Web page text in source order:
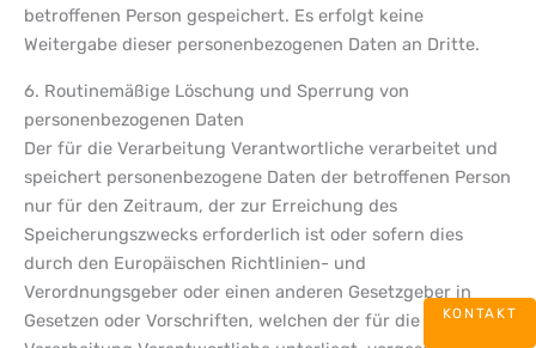
KONTAKT
betroffenen Person gespeichert. Es erfolgt keine
Weitergabe dieser personenbezogenen Daten an Dritte.
6. Routinemäßige Löschung und Sperrung von
personenbezogenen Daten
Der für die Verarbeitung Verantwortliche verarbeitet und
speichert personenbezogene Daten der betroffenen Person
nur für den Zeitraum, der zur Erreichung des
Speicherungszwecks erforderlich ist oder sofern dies
durch den Europäischen Richtlinien- und
Verordnungsgeber oder einen anderen Gesetzgeber in
Gesetzen oder Vorschriften, welchen der für die